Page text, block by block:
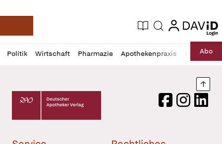
Deutsche Apotheker Zeitung
Aktuelle Ausgabe
Suche login
login
Politik Wirtschaft Pharmazie Apothekenpraxis RechtAbo
Profil
öffnen
Daz
Pur
Deutscher Apotheker Verlag Logo
FacebookInstagram